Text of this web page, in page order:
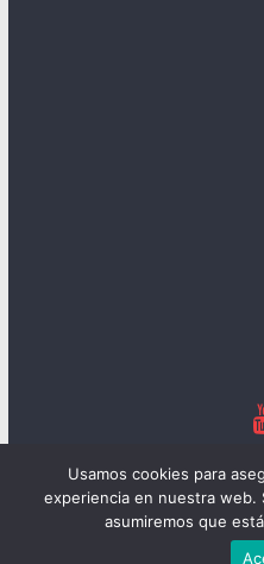
derechos
Tema:ColorMagpor
Usamos cookies para
experiencia en nuestra web.
asumiremos que